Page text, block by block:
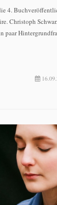
4.
Christoph
paar